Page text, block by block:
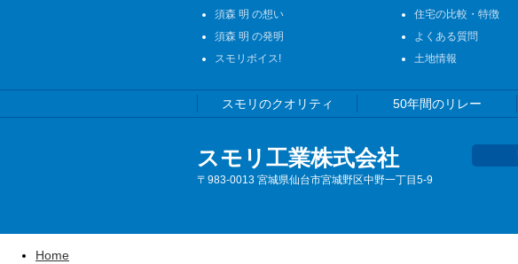
須森 明 の想い
須森 明 の発明
スモリボイス!
住宅の比較・特徴
よくある質問
土地情報
スモリのクオリティ 50年間のリレー
スモリ工業株式会社
〒983-0013 宮城県仙台市宮城野区中野一丁目5-9
Home